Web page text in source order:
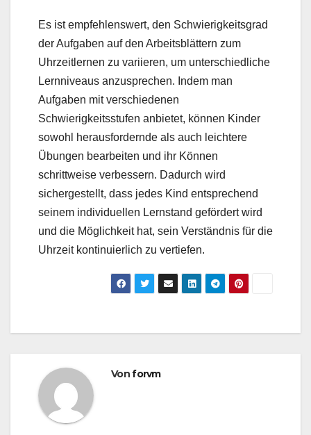
Es ist empfehlenswert, den Schwierigkeitsgrad
der Aufgaben auf den Arbeitsblättern zum
Uhrzeitlernen zu variieren, um unterschiedliche
Lernniveaus anzusprechen. Indem man
Aufgaben mit verschiedenen
Schwierigkeitsstufen anbietet, können Kinder
sowohl herausfordernde als auch leichtere
Übungen bearbeiten und ihr Können
schrittweise verbessern. Dadurch wird
sichergestellt, dass jedes Kind entsprechend
seinem individuellen Lernstand gefördert wird
und die Möglichkeit hat, sein Verständnis für die
Uhrzeit kontinuierlich zu vertiefen.
Vonforvm